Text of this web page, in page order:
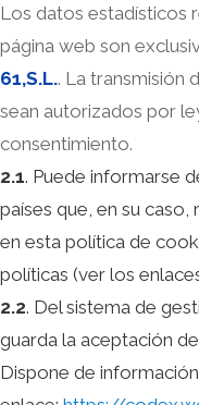
Los datos estadísticos
página web son
61,S.L.. La transmisión
sean autorizados por
consentimiento.
2.1. Puede informarse
países que, en su
en esta política de
políticas (ver los
2.2. Del sistema de
guarda la aceptación
Dispone de